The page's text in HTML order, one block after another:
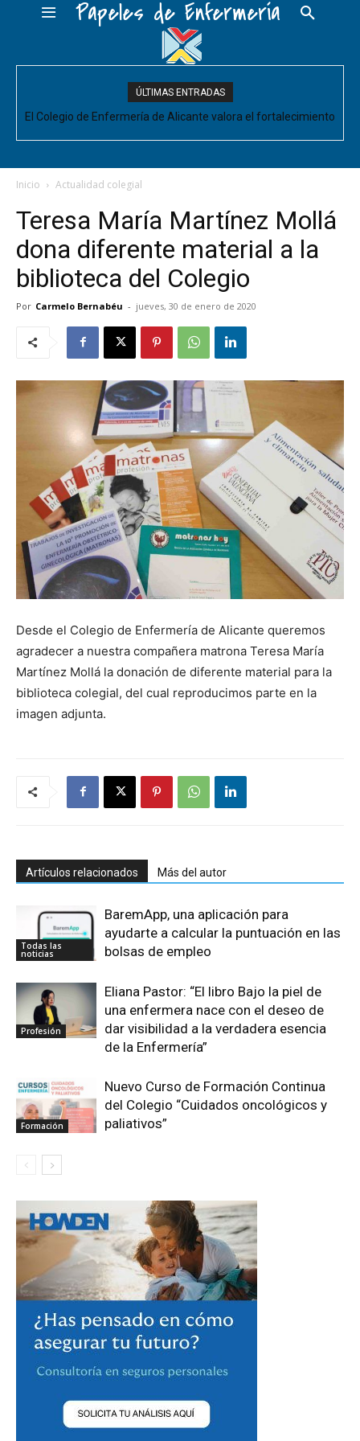
Papeles de Enfermería
ÚLTIMAS ENTRADAS
El Colegio de Enfermería de Alicante valora el fortalecimiento
acompañe de decisiones estructurales para...
Inicio Actualidad colegial
Teresa María Martínez Mollá
dona diferente material a la
biblioteca del Colegio
Por Carmelo Bernabéu - jueves, 30 de enero de 2020
Desde el Colegio de Enfermería de Alicante queremos
agradecer a nuestra compañera matrona Teresa María
Martínez Mollá la donación de diferente material para la
biblioteca colegial, del cual reproducimos parte en la
imagen adjunta.
Artículos relacionados Más del autor
Todas las
noticias
BaremApp, una aplicación para
ayudarte a calcular la puntuación en las
bolsas de empleo
Profesión
Eliana Pastor: “El libro Bajo la piel de
una enfermera nace con el deseo de
dar visibilidad a la verdadera esencia
de la Enfermería”
Formación
Nuevo Curso de Formación Continua
del Colegio “Cuidados oncológicos y
paliativos”